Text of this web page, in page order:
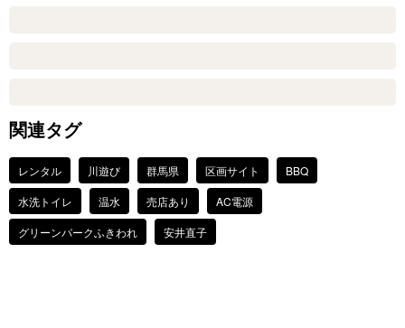
関連タグ
レンタル 川遊び 群馬県 区画サイト
BBQ
水洗トイレ
温水 売店あり
AC電源
グリーンパークふきわれ
安井直子